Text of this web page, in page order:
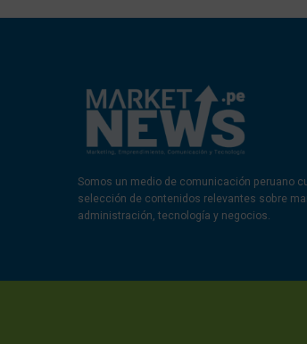
Somos un medio de comunicación peruano
selección de contenidos relevantes sobre
administración, tecnología y negocios.